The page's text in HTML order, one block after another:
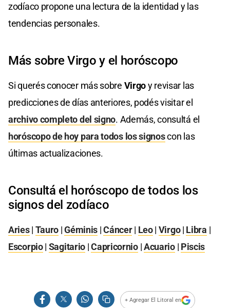
zodíaco propone una lectura de la identidad y las
tendencias personales.
Más sobre Virgo y el horóscopo
Si querés conocer más sobre Virgoy revisar las
predicciones de días anteriores, podés visitar el
archivo completo del signo. Además, consultá el
horóscopo de hoy para todos los signoscon las
últimas actualizaciones.
Consultá el horóscopo de todos los
signos del zodíaco
Aries| Tauro |Géminis |Cáncer| Leo| Virgo| Libra |
Escorpio| Sagitario |Capricornio|Acuario| Piscis
+ Agregar El Litoral en